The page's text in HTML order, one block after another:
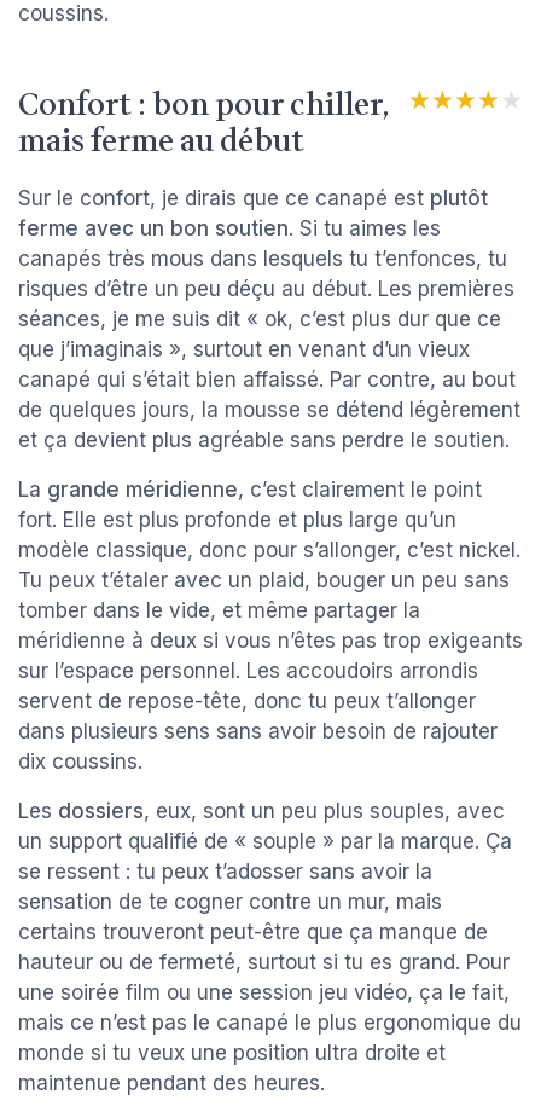
coussins.
Confort : bon pour chiller,
mais ferme au début
★★★★★
★★★★★
Sur le confort, je dirais que ce canapé est plutôt
ferme avec un bon soutien. Si tu aimes les
canapés très mous dans lesquels tu t’enfonces, tu
risques d’être un peu déçu au début. Les premières
séances, je me suis dit « ok, c’est plus dur que ce
que j’imaginais », surtout en venant d’un vieux
canapé qui s’était bien affaissé. Par contre, au bout
de quelques jours, la mousse se détend légèrement
et ça devient plus agréable sans perdre le soutien.
La grande méridienne, c’est clairement le point
fort. Elle est plus profonde et plus large qu’un
modèle classique, donc pour s’allonger, c’est nickel.
Tu peux t’étaler avec un plaid, bouger un peu sans
tomber dans le vide, et même partager la
méridienne à deux si vous n’êtes pas trop exigeants
sur l’espace personnel. Les accoudoirs arrondis
servent de repose-tête, donc tu peux t’allonger
dans plusieurs sens sans avoir besoin de rajouter
dix coussins.
Les dossiers, eux, sont un peu plus souples, avec
un support qualifié de « souple » par la marque. Ça
se ressent : tu peux t’adosser sans avoir la
sensation de te cogner contre un mur, mais
certains trouveront peut-être que ça manque de
hauteur ou de fermeté, surtout si tu es grand. Pour
une soirée film ou une session jeu vidéo, ça le fait,
mais ce n’est pas le canapé le plus ergonomique du
monde si tu veux une position ultra droite et
maintenue pendant des heures.